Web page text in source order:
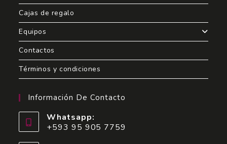
Cajas de regalo
Equipos
Contactos
Términos y condiciones
Información De Contacto
Whatsapp:
+593 95 905 7759